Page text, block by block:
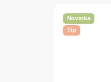
Novinka
Tip